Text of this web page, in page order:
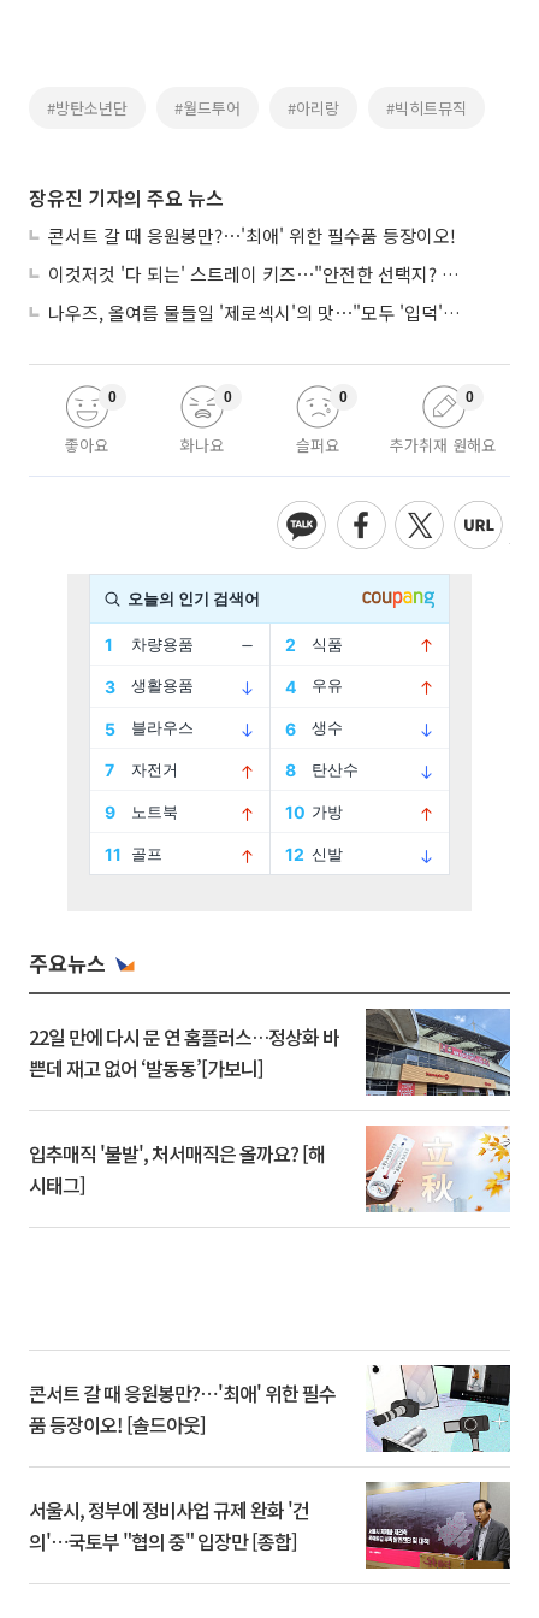
#방탄소년단 #월드투어 #아리랑 #빅히트뮤직
장유진 기자의 주요 뉴스
콘서트 갈 때 응원봉만?⋯'최애' 위한 필수품 등장이오!
이것저것 '다 되는' 스트레이 키즈⋯"안전한 선택지? 도전이 재밌죠"
나우즈, 올여름 물들일 '제로섹시'의 맛⋯"모두 '입덕'시킬 것"
좋아요
0
화나요
0
슬퍼요
0
추가취재 원해요
0
주요뉴스
22일 만에 다시 문 연 홈플러스…정상화 바
쁜데 재고 없어 ‘발동동’[가보니]
입추매직 '불발', 처서매직은 올까요? [해
시태그]
콘서트 갈 때 응원봉만?⋯'최애' 위한 필수
품 등장이오! [솔드아웃]
서울시, 정부에 정비사업 규제 완화 '건
의'⋯국토부 "협의 중" 입장만 [종합]